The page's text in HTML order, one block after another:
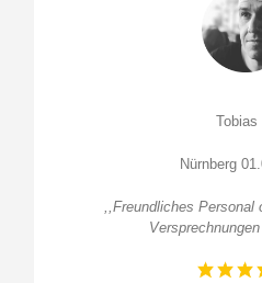
Tobias
Nürnberg
,,Freundliches Personal